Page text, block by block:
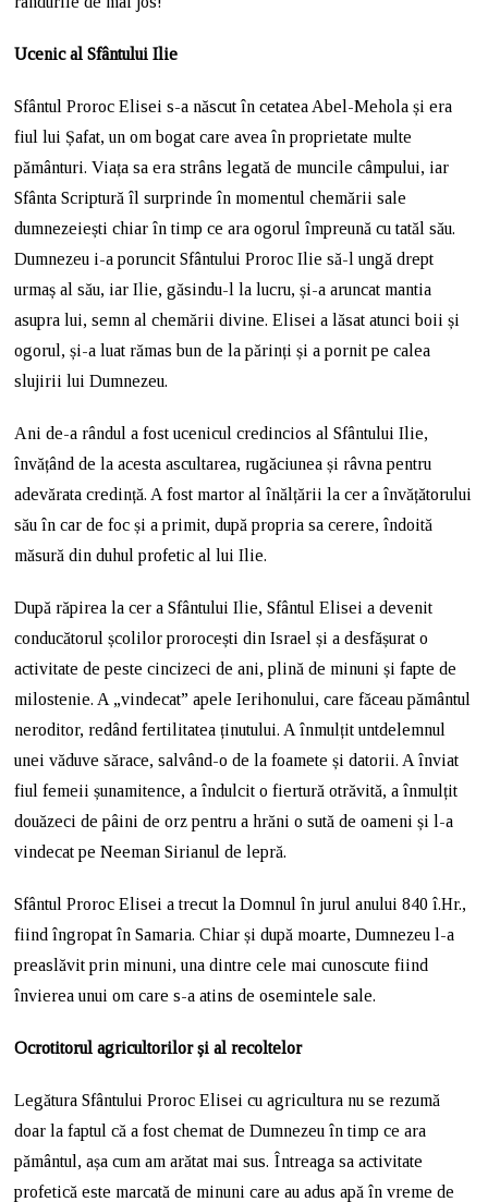
Ucenic al Sfântului Ilie
Sfântul Proroc Elisei s-a născut în cetatea Abel-Mehola și era
fiul lui Șafat, un om bogat care avea în proprietate multe
pământuri. Viața sa era strâns legată de muncile câmpului, iar
Sfânta Scriptură îl surprinde în momentul chemării sale
dumnezeiești chiar în timp ce ara ogorul împreună cu tatăl său.
Dumnezeu i-a poruncit Sfântului Proroc Ilie să-l ungă drept
urmaș al său, iar Ilie, găsindu-l la lucru, și-a aruncat mantia
asupra lui, semn al chemării divine. Elisei a lăsat atunci boii și
ogorul, și-a luat rămas bun de la părinți și a pornit pe calea
slujirii lui Dumnezeu.
Ani de-a rândul a fost ucenicul credincios al Sfântului Ilie,
învățând de la acesta ascultarea, rugăciunea și râvna pentru
adevărata credință. A fost martor al înălțării la cer a învățătorului
său în car de foc și a primit, după propria sa cerere, îndoită
măsură din duhul profetic al lui Ilie.
După răpirea la cer a Sfântului Ilie, Sfântul Elisei a devenit
conducătorul școlilor prorocești din Israel și a desfășurat o
activitate de peste cincizeci de ani, plină de minuni și fapte de
milostenie. A „vindecat” apele Ierihonului, care făceau pământul
neroditor, redând fertilitatea ținutului. A înmulțit untdelemnul
unei văduve sărace, salvând-o de la foamete și datorii. A înviat
fiul femeii șunamitence, a îndulcit o fiertură otrăvită, a înmulțit
douăzeci de pâini de orz pentru a hrăni o sută de oameni și l-a
vindecat pe Neeman Sirianul de lepră.
Sfântul Proroc Elisei a trecut la Domnul în jurul anului 840 î.Hr.,
fiind îngropat în Samaria. Chiar și după moarte, Dumnezeu l-a
preaslăvit prin minuni, una dintre cele mai cunoscute fiind
învierea unui om care s-a atins de osemintele sale.
Ocrotitorul agricultorilor și al recoltelor
Legătura Sfântului Proroc Elisei cu agricultura nu se rezumă
doar la faptul că a fost chemat de Dumnezeu în timp ce ara
pământul, așa cum am arătat mai sus. Întreaga sa activitate
profetică este marcată de minuni care au adus apă în vreme de